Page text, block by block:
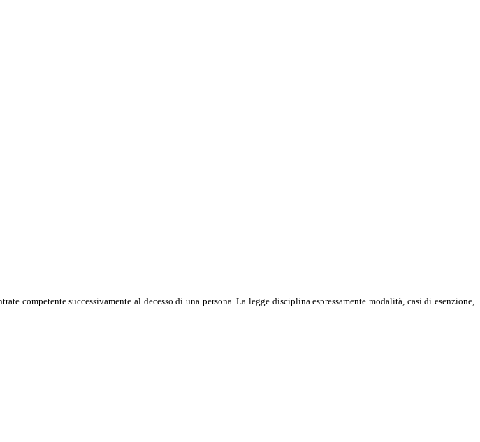
competente successivamente al decesso di una persona. La legge disciplina espressamente modalità, casi di esenzione,